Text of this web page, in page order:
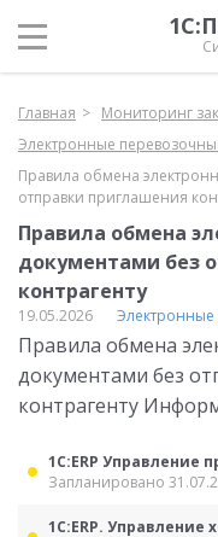
Главная
Мониторинг
Электронные
Правила обмена
отправки приглашения
Правила обмена
документами без
контрагенту
19.05.2026
Правила обмена
документами без
контрагенту
1С:ERP Управление
Запланировано
1С:ERP. Управление